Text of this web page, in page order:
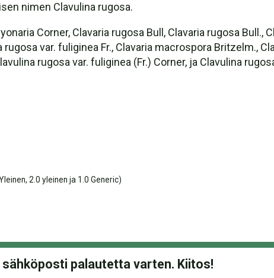
nimen Clavulina rugosa.
Corner, Clavaria rugosa Bull, Clavaria rugosa Bull.,
var. fuliginea Fr., Clavaria macrospora Britzelm.,
rugosa var. fuliginea (Fr.) Corner, ja Clavulina
2.0 yleinen ja 1.0 Generic)